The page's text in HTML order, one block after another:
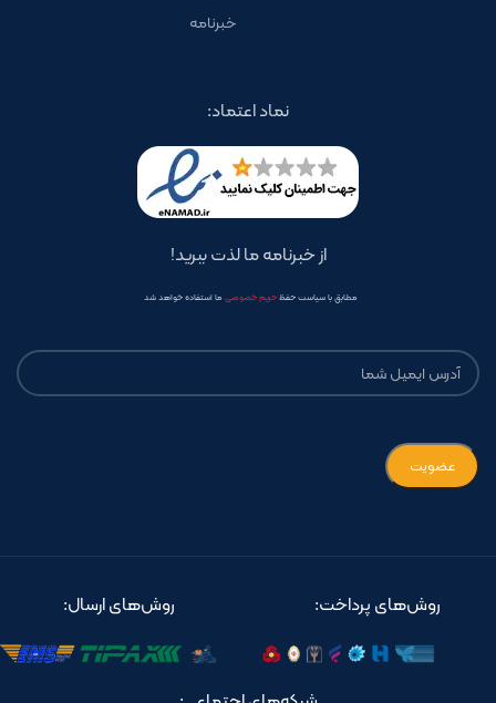
خبرنامه
نماد اعتماد:
از خبرنامه ما لذت ببرید!
مطابق با سیاست حفظحریم خصوصی ما استفاده خواهد شد
روش‌های پرداخت: روش‌های ارسال: